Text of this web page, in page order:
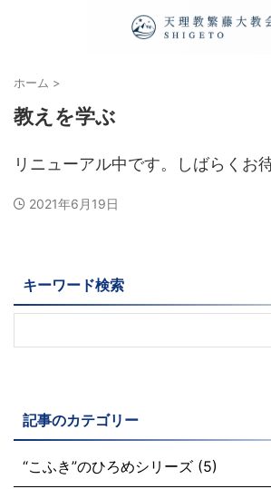
ホーム >
教えを学ぶ
リニューアル中です。しばらくお
2021年6月19日
キーワード検索
記事のカテゴリー
“こふき”のひろめシリーズ (5)